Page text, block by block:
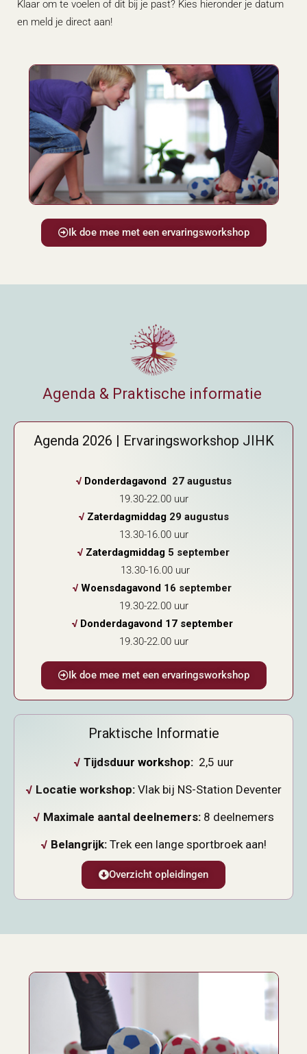
Klaar om te voelen of dit bij je past? Kies hieronder je datum
en meld je direct aan!
Ik doe mee met een ervaringsworkshop
Agenda & Praktische informatie
Agenda 2026 | Ervaringsworkshop JIHK
√Donderdagavond
27 augustus
19.30-22.00 uur
√Zaterdagmiddag29 augustus
13.30-16.00 uur
√ Zaterdagmiddag 5 september
13.30-16.00 uur
√ Woensdagavond 16 september
19.30-22.00 uur
√ Donderdagavond 17 september
19.30-22.00 uur
Ik doe mee met een ervaringsworkshop
Praktische Informatie
√ Tijdsduur workshop: 2,5 uur
√ Locatie workshop: Vlak bij NS-Station Deventer
√ Maximale aantal deelnemers:8 deelnemers
√ Belangrijk: Trek een lange sportbroek aan!
Overzicht opleidingen